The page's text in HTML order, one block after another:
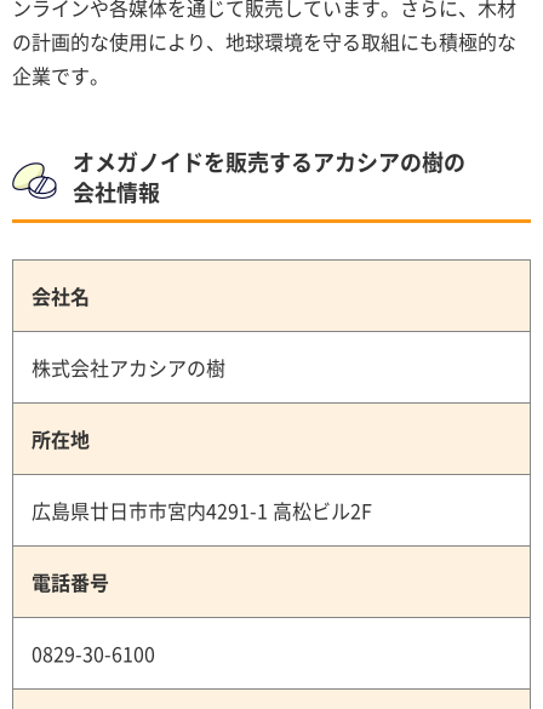
ンラインや各媒体を通じて販売しています。さらに、木材
の計画的な使用により、地球環境を守る取組にも積極的な
企業です。
オメガノイドを販売するアカシアの樹の
会社情報
会社名
株式会社アカシアの樹
所在地
広島県廿日市市宮内4291-1 高松ビル2F
電話番号
0829-30-6100